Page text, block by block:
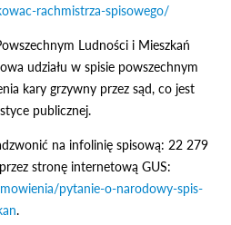
rachmistrza-spisowego/
Ludności i Mieszkań
udziału w spisie powszechnym
kary grzywny przez sąd, co jest
publicznej.
na infolinię spisową: 22 279
stronę internetową GUS:
pytanie-o-narodowy-spis-
.